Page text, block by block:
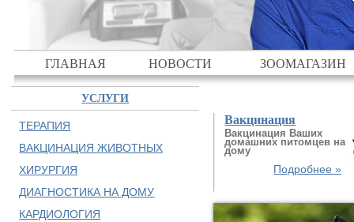
ГЛАВНАЯ НОВОСТИ ЗООМАГАЗИН
Вакцинация
Вакцинация Ваших
домашних питомцев на
дому
Подробнее »
УСЛУГИ
ТЕРАПИЯ
ВАКЦИНАЦИЯ ЖИВОТНЫХ
ХИРУРГИЯ
ДИАГНОСТИКА НА ДОМУ
КАРДИОЛОГИЯ